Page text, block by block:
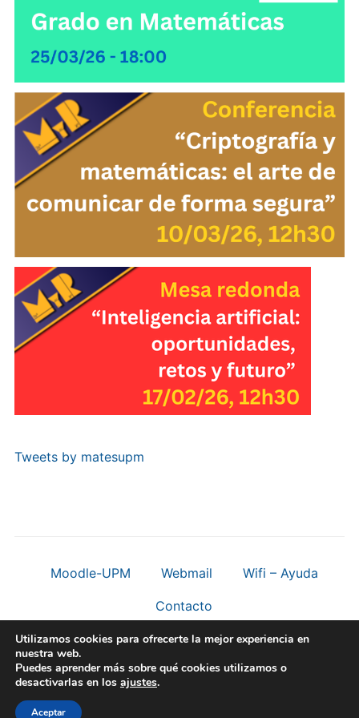
Tweets by matesupm
Moodle-UPM Webmail Wifi – Ayuda
Contacto
Universidad Politécnica de Madrid
Funciona conWordPress/ Tema Academica para WordPress
Utilizamos cookies para ofrecerte la mejor experiencia en
nuestra web.
Puedes aprender más sobre qué cookies utilizamos o
desactivarlas en los ajustes.
Aceptar